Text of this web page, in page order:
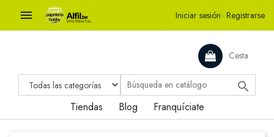
 Iniciar sesión · Registrarse
Cesta

Tiendas Blog Franquíciate